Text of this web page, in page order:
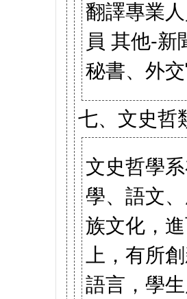
翻譯專業
員 其他-新
秘書、外
七、文史哲
文史哲學
學、語文
族文化，
上，有所
語言，學